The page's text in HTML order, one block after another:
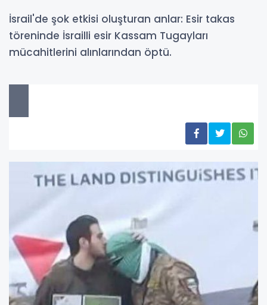
İsrail'de şok etkisi oluşturan anlar: Esir takas
töreninde İsrailli esir Kassam Tugayları
mücahitlerini alınlarından öptü.